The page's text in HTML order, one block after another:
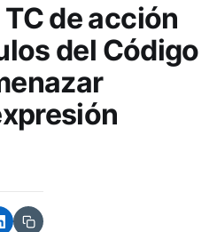
de acción
del Código